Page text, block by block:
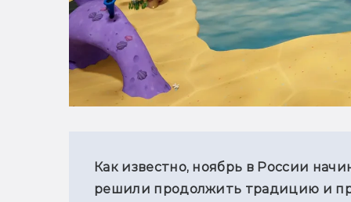
Как известно, ноябрь в России
решили продолжить традицию и